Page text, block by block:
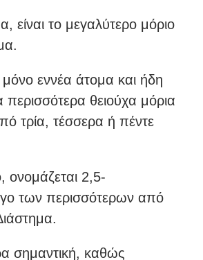
είναι το μεγαλύτερο μόριο
μόνο εννέα άτομα και ήδη
θειούχα μόρια
τρία, τέσσερα ή πέντε
ονομάζεται 2,5-
των περισσότερων από
σημαντική, καθώς